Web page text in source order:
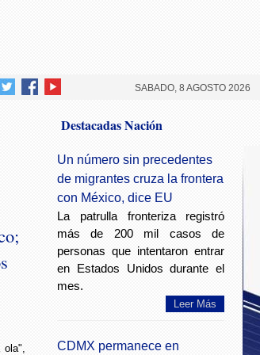
SABADO, 8 AGOSTO 2026
ola",
Destacadas Nación
Un número sin precedentes
de migrantes cruza la frontera
con México, dice EU
La patrulla fronteriza registró
más de 200 mil casos de
personas que intentaron entrar
en Estados Unidos durante el
mes.
Leer Más
CDMX permanece en